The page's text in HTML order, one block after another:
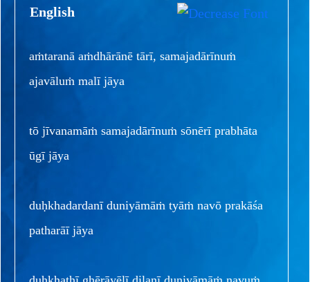
English
aṁtaranā aṁdhārānē tārī, samajadārīnuṁ
ajavāluṁ malī jāya
tō jīvanamāṁ samajadārīnuṁ sōnērī prabhāta
ūgī jāya
duḥkhadardanī duniyāmāṁ tyāṁ navō prakāśa
patharāī jāya